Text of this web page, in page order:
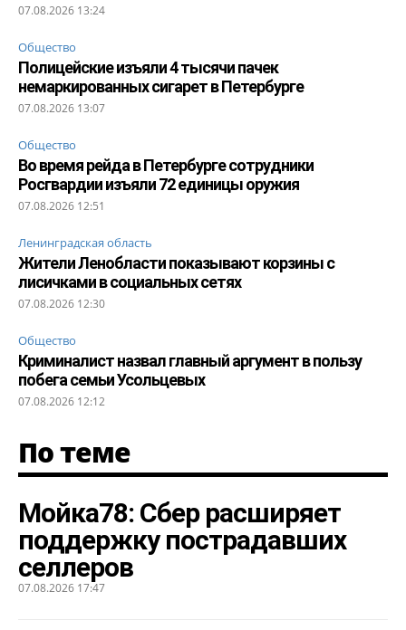
07.08.2026 13:24
Общество
Полицейские изъяли 4 тысячи пачек
немаркированных сигарет в Петербурге
07.08.2026 13:07
Общество
Во время рейда в Петербурге сотрудники
Росгвардии изъяли 72 единицы оружия
07.08.2026 12:51
Ленинградская область
Жители Ленобласти показывают корзины с
лисичками в социальных сетях
07.08.2026 12:30
Общество
Криминалист назвал главный аргумент в пользу
побега семьи Усольцевых
07.08.2026 12:12
По теме
Мойка78: Сбер расширяет
поддержку пострадавших
селлеров
07.08.2026 17:47